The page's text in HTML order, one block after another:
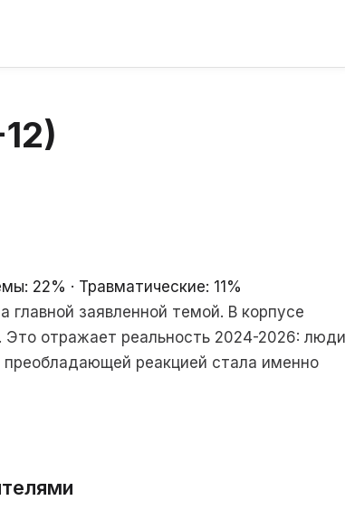
22% · Травматические: 11%
главной заявленной темой. В корпусе
отражает реальность 2024-2026: люди
реакцией стала именно